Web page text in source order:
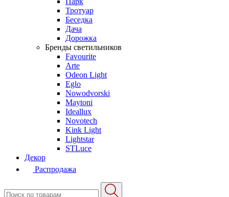
Тротуар
Беседка
Дача
Дорожка
Бренды светильников
Favourite
Arte
Odeon Light
Eglo
Nowodvorski
Maytoni
Ideallux
Novotech
Kink Light
Lightstar
STLuce
Декор
Распродажа